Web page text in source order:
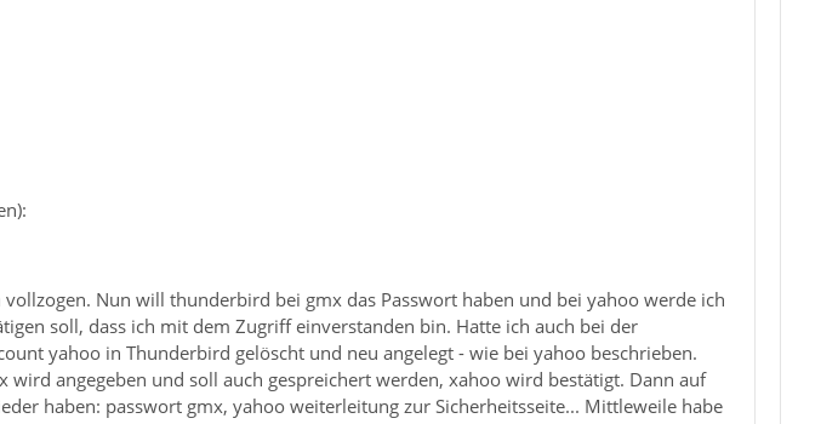
Nun will thunderbird bei gmx das Passwort haben und bei yahoo werde ich
soll, dass ich mit dem Zugriff einverstanden bin. Hatte ich auch bei der
yahoo in Thunderbird gelöscht und neu angelegt - wie bei yahoo beschrieben.
wird angegeben und soll auch gespreichert werden, xahoo wird bestätigt. Dann auf
haben: passwort gmx, yahoo weiterleitung zur Sicherheitsseite... Mittleweile habe